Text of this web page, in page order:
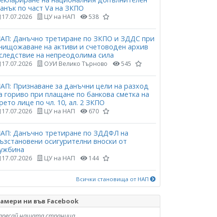
по част Vа на ЗКПО
17.07.2026 ЦУ на НАП 538
Данъчно третиране по ЗКПО и ЗДДС при
на активи и счетоводен архив
на непреодолима сила
17.07.2026 ОУИ Велико Търново 545
Признаване за данъчни цели на разход
гориво при плащане по банкова сметка на
лице по чл. 10, ал. 2 ЗКПО
17.07.2026 ЦУ на НАП 670
Данъчно третиране по ЗДДФЛ на
осигурителни вноски от
17.07.2026 ЦУ на НАП 144
Всички становища от НАП
ни във Facebook